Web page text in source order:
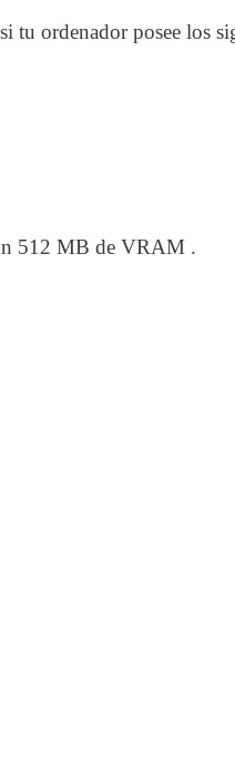
tu ordenador posee los
512 MB de VRAM .